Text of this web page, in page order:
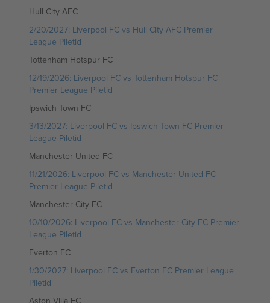
Hull City AFC
2/20/2027: Liverpool FC vs Hull City AFC Premier
League Piletid
Tottenham Hotspur FC
12/19/2026: Liverpool FC vs Tottenham Hotspur FC
Premier League Piletid
Ipswich Town FC
3/13/2027: Liverpool FC vs Ipswich Town FC Premier
League Piletid
Manchester United FC
11/21/2026: Liverpool FC vs Manchester United FC
Premier League Piletid
Manchester City FC
10/10/2026: Liverpool FC vs Manchester City FC Premier
League Piletid
Everton FC
1/30/2027: Liverpool FC vs Everton FC Premier League
Piletid
Aston Villa FC